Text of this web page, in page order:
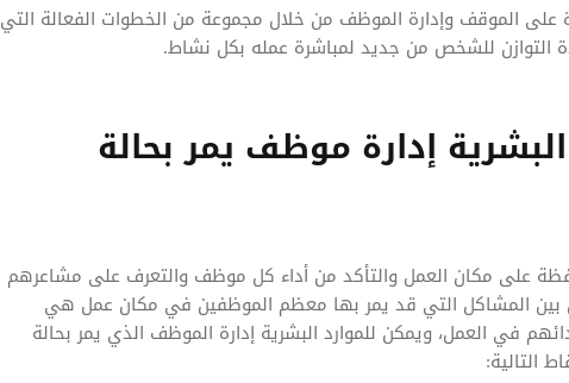
على الموقف وإدارة الموظف من خلال مجموعة من الخطوات الفعالة التي
التوازن للشخص من جديد لمباشرة عمله بكل نشاط.
إدارة موظف يمر بحالة
على مكان العمل والتأكد من أداء كل موظف والتعرف على مشاعرهم
بين المشاكل التي قد يمر بها معظم الموظفين في مكان عمل هي
في العمل، ويمكن للموارد البشرية إدارة الموظف الذي يمر بحالة
التالية: